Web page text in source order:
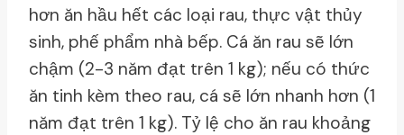
hơn ăn hầu hết các loại rau, thực vật thủy
sinh, phế phẩm nhà bếp. Cá ăn rau sẽ lớn
chậm (2-3 năm đạt trên 1 kg); nếu có thức
ăn tinh kèm theo rau, cá sẽ lớn nhanh hơn (1
năm đạt trên 1 kg). Tỷ lệ cho ăn rau khoảng